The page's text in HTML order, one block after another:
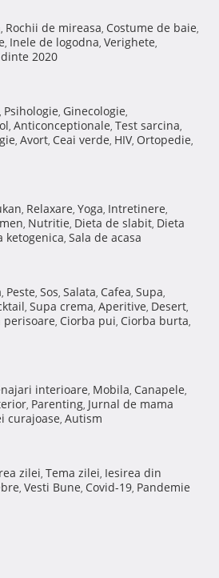
, Rochii de mireasa, Costume de baie,
, Inele de logodna, Verighete,
2020
, Psihologie, Ginecologie,
, Anticonceptionale, Test sarcina,
, Avort, Ceai verde, HIV, Ortopedie,
, Relaxare, Yoga, Intretinere,
, Nutritie, Dieta de slabit, Dieta
ketogenica, Sala de acasa
, Peste, Sos, Salata, Cafea, Supa,
, Supa crema, Aperitive, Desert,
perisoare, Ciorba pui, Ciorba burta,
interioare, Mobila, Canapele,
, Parenting, Jurnal de mama
curajoase, Autism
zilei, Tema zilei, Iesirea din
, Vesti Bune, Covid-19, Pandemie